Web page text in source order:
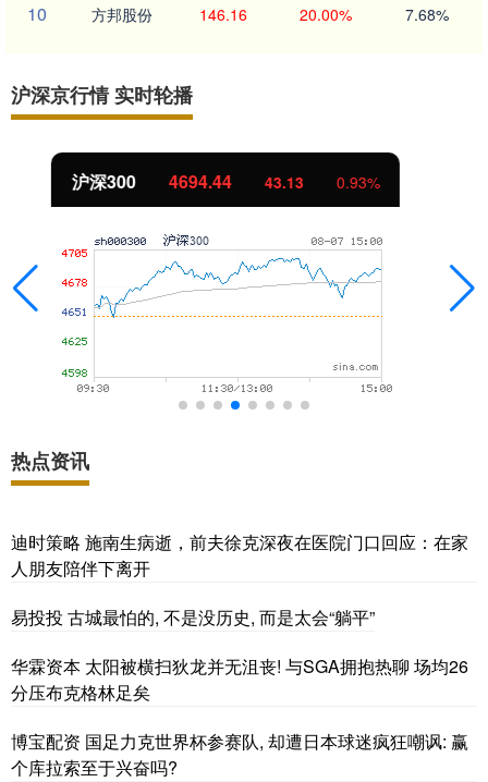
10 方邦股份 146.16 20.00% 7.68%
沪深京行情 实时轮播
北证50 1134.24 11.37 1.01%
热点资讯
迪时策略 施南生病逝，前夫徐克深夜在医院门口回应：在家
人朋友陪伴下离开
易投投 古城最怕的, 不是没历史, 而是太会“躺平”
华霖资本 太阳被横扫狄龙并无沮丧! 与SGA拥抱热聊 场均26
分压布克格林足矣
博宝配资 国足力克世界杯参赛队, 却遭日本球迷疯狂嘲讽: 赢
个库拉索至于兴奋吗?